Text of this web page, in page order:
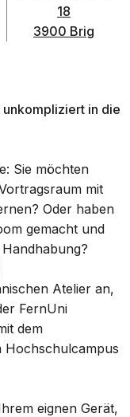
18
3900 Brig
unkompliziert in die
Sie möchten
mit
Oder haben
gemacht und
Atelier an,
FernUni
dem
Hochschulcampus
eignen Gerät,